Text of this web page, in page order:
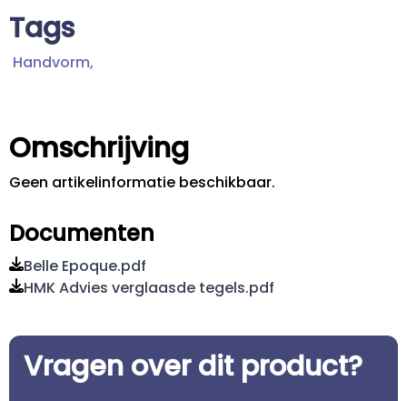
Tags
Handvorm,
Omschrijving
Geen artikelinformatie beschikbaar.
Documenten
Belle Epoque.pdf
HMK Advies verglaasde tegels.pdf
Vragen over dit product?